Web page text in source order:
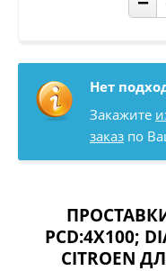
Нет
Закажите
заказ по
PCD:4X100;
CITROEN